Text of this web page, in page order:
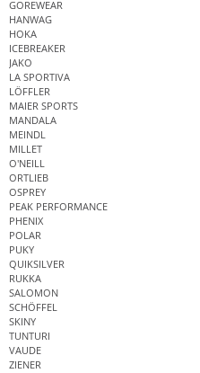
GOREWEAR
HANWAG
HOKA
ICEBREAKER
JAKO
LA SPORTIVA
LÖFFLER
MAIER SPORTS
MANDALA
MEINDL
MILLET
O'NEILL
ORTLIEB
OSPREY
PEAK PERFORMANCE
PHENIX
POLAR
PUKY
QUIKSILVER
RUKKA
SALOMON
SCHÖFFEL
SKINY
TUNTURI
VAUDE
ZIENER